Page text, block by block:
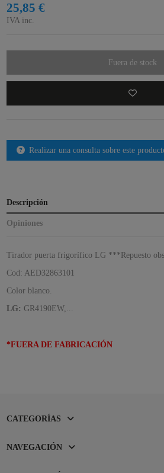
25,85 €
IVA inc.
Fuera de stock
Realizar una consulta sobre este
Descripción
Opiniones
Tirador puerta frigorífico LG ***Repuesto
Cod: AED32863101
Color blanco.
LG: GR4190EW,...
*FUERA DE FABRICACIÓN
CATEGORÍAS
NAVEGACIÓN